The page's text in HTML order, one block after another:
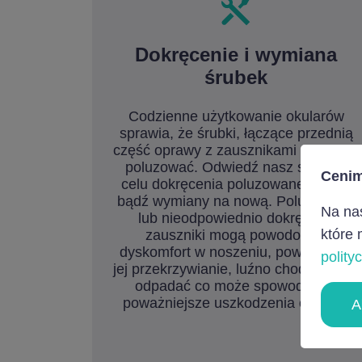
Dokręcenie i wymiana
śrubek
Codzienne użytkowanie okularów
sprawia, że śrubki, łączące przednią
część oprawy z zausznikami mogą się
poluzować. Odwiedź nasz salon w
celu dokręcenia poluzowanej śrubki
bądź wymiany na nową. Poluzowane
lub nieodpowiednio dokręcone
zauszniki mogą powodować
dyskomfort w noszeniu, powodować
jej przekrzywianie, luźno chodzić bądź
odpadać co może spowodować
poważniejsze uszkodzenia oprawy.
Na
które